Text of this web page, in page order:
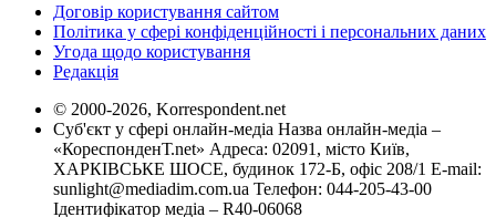
Договір користування сайтом
Політика у сфері конфіденційності і персональних даних
Угода щодо користування
Редакція
© 2000-2026, Korrespondent.net
Суб'єкт у сфері онлайн-медіа Назва онлайн-медіа –
«КореспонденТ.net» Адреса: 02091, місто Київ,
ХАРКІВСЬКЕ ШОСЕ, будинок 172-Б, офіс 208/1 E-mail:
sunlight@mediadim.com.ua Телефон: 044-205-43-00
Ідентифікатор медіа – R40-06068